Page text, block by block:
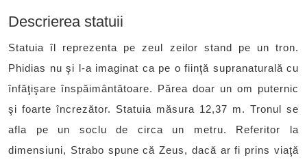
Descrierea statuii
Statuia îl reprezenta pe zeul zeilor stand pe un tron.
Phidias nu şi l-a imaginat ca pe o fiinţă supranaturală cu
înfăţişare înspăimântătoare. Părea doar un om puternic
şi foarte încrezător. Statuia măsura 12,37 m. Tronul se
afla pe un soclu de circa un metru. Referitor la
dimensiuni, Strabo spune că Zeus, dacă ar fi prins viaţă